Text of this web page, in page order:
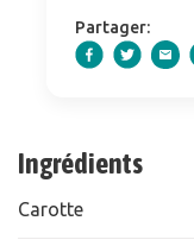
Partager:
Ingrédients
Carotte